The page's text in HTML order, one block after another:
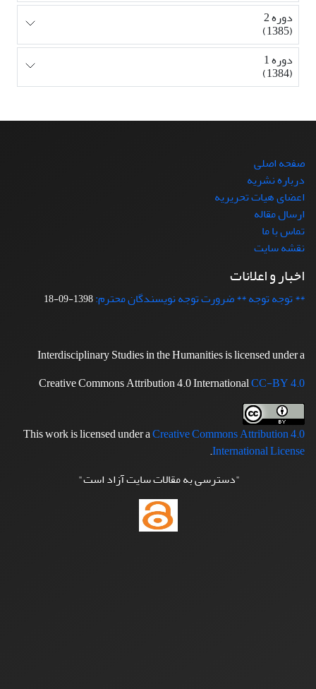
دوره 2
(1385)
دوره 1
(1384)
صفحه اصلی
درباره نشریه
اعضای هیات تحریریه
ارسال مقاله
تماس با ما
نقشه سایت
اخبار و اعلانات
** توجه توجه ** ضرورت توجه نویسندگان محترم:1398-09-18
Interdisciplinary Studies in the Humanities is licensed under a
Creative Commons Attribution 4.0 InternationalCC-BY 4.0
This work is licensed under aCreative Commons Attribution 4.0
International License
.
"دسترسی به مقالات سایت آزاد است"